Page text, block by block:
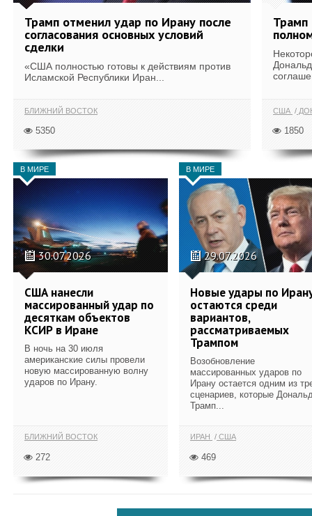
Трамп отменил удар по Ирану после
согласования основных условий
сделки
«США полностью готовы к действиям против
Исламской Республики Иран...
БЛИЖНИЙ ВОСТОК
5350
Трамп
США
1850
В МИРЕ
30.07.2026
США нанесли
массированный удар по
десяткам объектов
КСИР в Иране
В ночь на 30 июля
американские силы провели
новую массированную волну
ударов по Ирану.
БЛИЖНИЙ ВОСТОК
272
В МИРЕ
29.07.2026
Новые удары по
остаются среди
вариантов,
рассматриваемых
Трампом
Возобновление
массированных ударов по
Ирану остается одним из
сценариев, которые
Трамп...
ИРАН США
469